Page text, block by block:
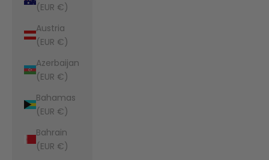
(EUR €)
Austria
(EUR €)
Azerbaijan
(EUR €)
Bahamas
(EUR €)
Bahrain
(EUR €)